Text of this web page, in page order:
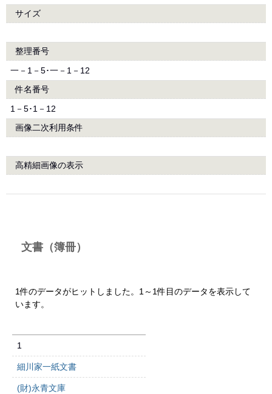
サイズ
整理番号
一－1－5･一－1－12
件名番号
1－5･1－12
画像二次利用条件
高精細画像の表示
文書（簿冊）
1件のデータがヒットしました。1～1件目のデータを表示して
います。
1
細川家一紙文書
(財)永青文庫